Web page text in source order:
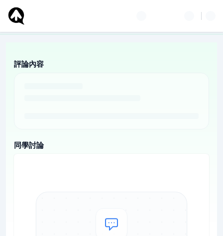
評論內容
同學討論